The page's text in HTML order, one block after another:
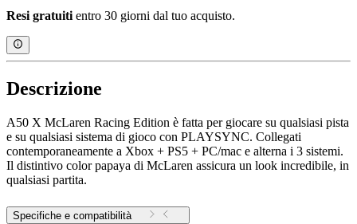
Resi gratuitientro 30 giorni dal tuo acquisto.
Descrizione
A50 X McLaren Racing Edition è fatta per giocare su qualsiasi pista
e su qualsiasi sistema di gioco con PLAYSYNC. Collegati
contemporaneamente a Xbox + PS5 + PC/mac e alterna i 3 sistemi.
Il distintivo color papaya di McLaren assicura un look incredibile, in
qualsiasi partita.
Specifiche e compatibilità